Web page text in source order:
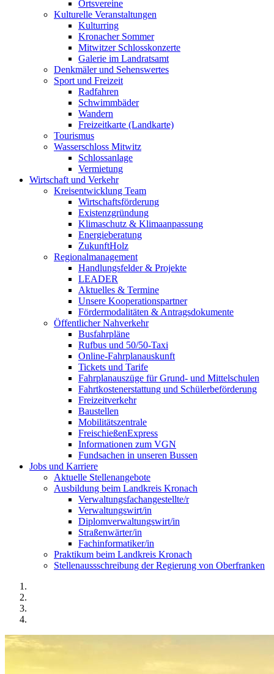
Ortsvereine
Kulturelle Veranstaltungen
Kulturring
Kronacher Sommer
Mitwitzer Schlosskonzerte
Galerie im Landratsamt
Denkmäler und Sehenswertes
Sport und Freizeit
Radfahren
Schwimmbäder
Wandern
Freizeitkarte (Landkarte)
Tourismus
Wasserschloss Mitwitz
Schlossanlage
Vermietung
Wirtschaft und Verkehr
Kreisentwicklung Team
Wirtschaftsförderung
Existenzgründung
Klimaschutz & Klimaanpassung
Energieberatung
ZukunftHolz
Regionalmanagement
Handlungsfelder & Projekte
LEADER
Aktuelles & Termine
Unsere Kooperationspartner
Fördermodalitäten & Antragsdokumente
Öffentlicher Nahverkehr
Busfahrpläne
Rufbus und 50/50-Taxi
Online-Fahrplanauskunft
Tickets und Tarife
Fahrplanauszüge für Grund- und Mittelschulen
Fahrtkostenerstattung und Schülerbeförderung
Freizeitverkehr
Baustellen
Mobilitätszentrale
FreischießenExpress
Informationen zum VGN
Fundsachen in unseren Bussen
Jobs und Karriere
Aktuelle Stellenangebote
Ausbildung beim Landkreis Kronach
Verwaltungsfachangestellte/r
Verwaltungswirt/in
Diplomverwaltungswirt/in
Straßenwärter/in
Fachinformatiker/in
Praktikum beim Landkreis Kronach
Stellenaussschreibung der Regierung von Oberfranken